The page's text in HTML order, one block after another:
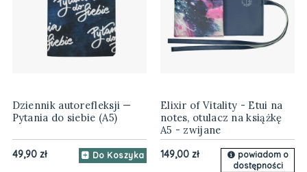
Dziennik autorefleksji —
Pytania do siebie (A5)
49,90 zł Do Koszyka
Elixir of Vitality - Etui na
notes, otulacz na książkę
A5 - zwijane
149,00 zł
powiadom o
dostępności